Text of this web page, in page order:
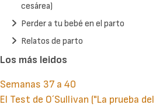
cesárea)
Perder a tu bebé en el parto
Relatos de parto
Los más leidos
Semanas 37 a 40
El Test de O´Sullivan ("La prueba